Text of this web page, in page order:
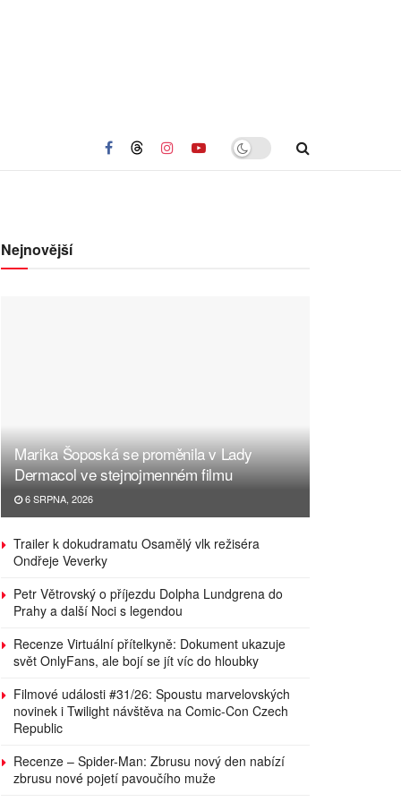
Nejnovější
Marika Šoposká se proměnila v Lady
Dermacol ve stejnojmenném filmu
6 SRPNA, 2026
Trailer k dokudramatu Osamělý vlk režiséra
Ondřeje Veverky
Petr Větrovský o příjezdu Dolpha Lundgrena do
Prahy a další Noci s legendou
Recenze Virtuální přítelkyně: Dokument ukazuje
svět OnlyFans, ale bojí se jít víc do hloubky
Filmové události #31/26: Spoustu marvelovských
novinek i Twilight návštěva na Comic-Con Czech
Republic
Recenze – Spider-Man: Zbrusu nový den nabízí
zbrusu nové pojetí pavoučího muže